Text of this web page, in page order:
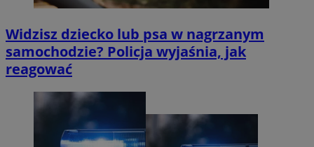
Widzisz dziecko lub psa w nagrzanym
samochodzie? Policja wyjaśnia, jak
reagować